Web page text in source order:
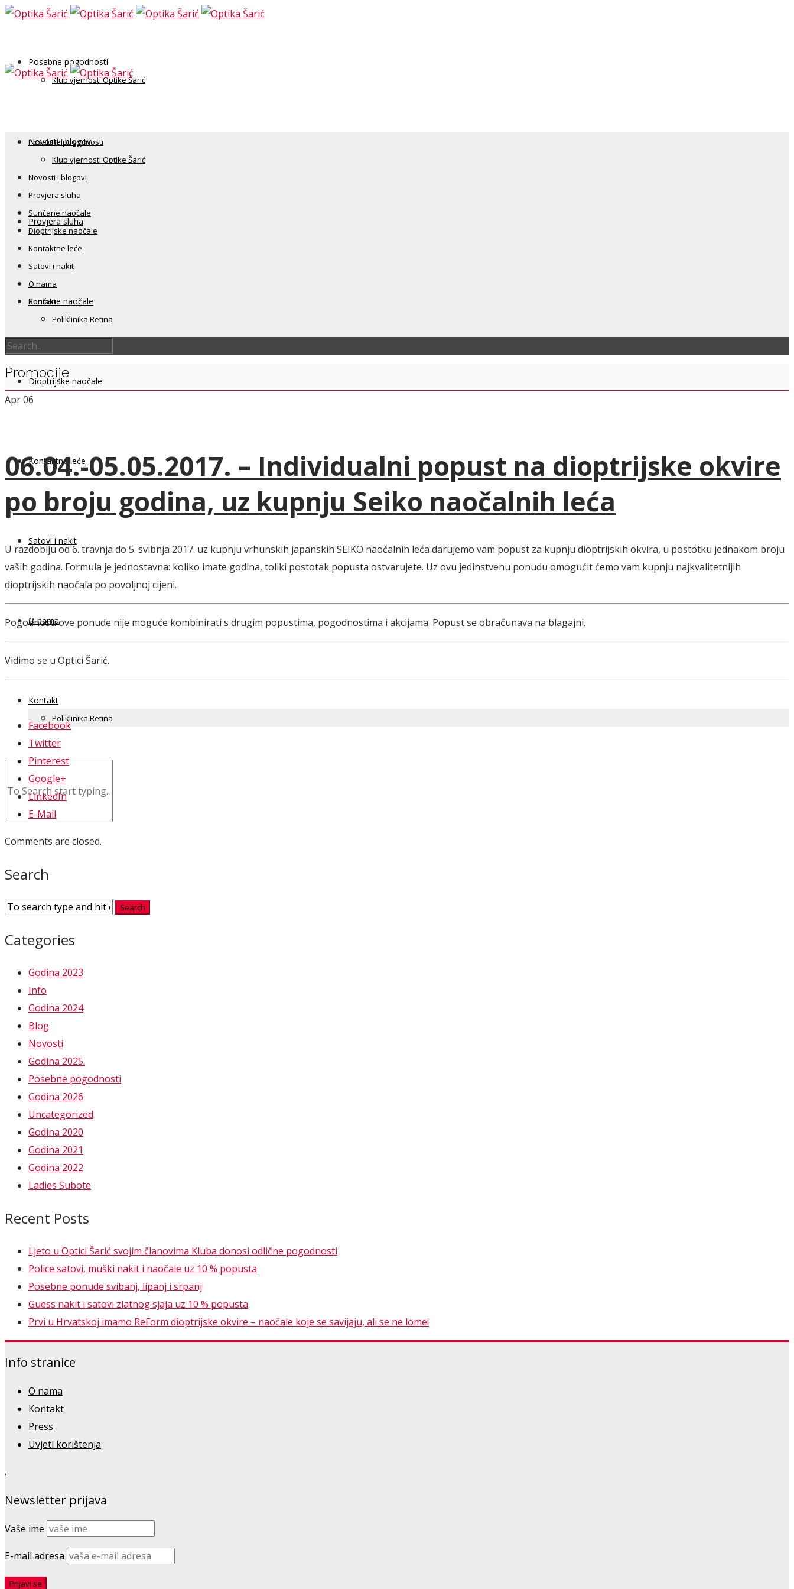
Posebne pogodnosti
Klub vjernosti Optike Šarić
Novosti i blogovi
Provjera sluha
Sunčane naočale
Dioptrijske naočale
Kontaktne leće
Satovi i nakit
O nama
Kontakt
Poliklinika Retina
Posebne pogodnosti
Klub vjernosti Optike Šarić
Novosti i blogovi
Provjera sluha
Sunčane naočale
Dioptrijske naočale
Kontaktne leće
Satovi i nakit
O nama
Kontakt
Poliklinika Retina
Promocije
Apr06
06.04.-05.05.2017. – Individualni popust na dioptrijske okvire
po broju godina, uz kupnju Seiko naočalnih leća
U razdoblju od 6. travnja do 5. svibnja 2017. uz kupnju vrhunskih japanskih SEIKO naočalnih leća darujemo vam popust za kupnju dioptrijskih okvira, u postotku jednakom broju
vaših godina. Formula je jednostavna: koliko imate godina, toliki postotak popusta ostvarujete. Uz ovu jedinstvenu ponudu omogućit ćemo vam kupnju najkvalitetnijih
dioptrijskih naočala po povoljnoj cijeni.
Pogodnosti ove ponude nije moguće kombinirati s drugim popustima, pogodnostima i akcijama. Popust se obračunava na blagajni.
Vidimo se u Optici Šarić.
Facebook
Twitter
Pinterest
Google+
LinkedIn
E-Mail
Comments are closed.
Search
Categories
Godina 2023
Info
Godina 2024
Blog
Novosti
Godina 2025.
Posebne pogodnosti
Godina 2026
Uncategorized
Godina 2020
Godina 2021
Godina 2022
Ladies Subote
Recent Posts
Ljeto u Optici Šarić svojim članovima Kluba donosi odlične pogodnosti
Police satovi, muški nakit i naočale uz 10 % popusta
Posebne ponude svibanj, lipanj i srpanj
Guess nakit i satovi zlatnog sjaja uz 10 % popusta
Prvi u Hrvatskoj imamo ReForm dioptrijske okvire – naočale koje se savijaju, ali se ne lome!
Info stranice
O nama
Kontakt
Press
Uvjeti korištenja
.
Newsletter prijava
Vaše ime
E-mail adresa